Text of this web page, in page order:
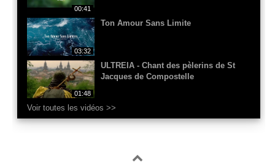
00:41
03:32
Ton Amour Sans Limite
01:48
ULTREIA - Chant des pèlerins de St
Jacques de Compostelle
Voir toutes les vidéos >>